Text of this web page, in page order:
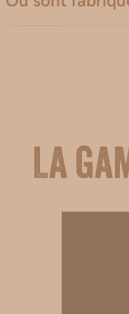
La